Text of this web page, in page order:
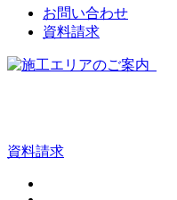
お問い合わせ
資料請求
資料請求